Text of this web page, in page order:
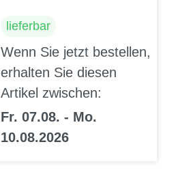
lieferbar
Wenn Sie jetzt bestellen,
erhalten Sie diesen
Artikel zwischen:
Fr. 07.08. - Mo.
10.08.2026